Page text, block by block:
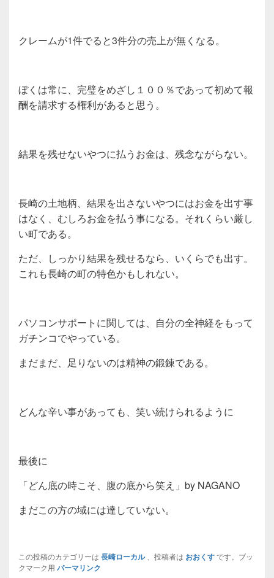
クレームが1件でると3件分の売上が無くなる。
ぼくは常に、完璧をめざし１００％であって初めて報
酬を請求する権利があると思う。
結果を残せないやつに払うお金は、残念ながらない。
長崎の土地柄、結果を出さないやつにはお金を出す事
はなく、むしろお金を払う事になる。それくらい厳し
い町である。
ただ、しっかり結果を残せるなら、いくらでも出す。
これも長崎の町の特色かもしれない。
パソコンサポートに関しては、自分の全神経をもって
ガチンコでやっている。
まだまだ、足りないのは精神の鍛錬である。
どんな辛い事があっても、笑い続けられるように
最後に
「どん底の時こそ、腹の底から笑え」by NAGANO
まだこの方の域には達していない。
この投稿のカテゴリーは 長崎ローカル、投稿者は おおくすです。ブッ
クマーク用 パーマリンク